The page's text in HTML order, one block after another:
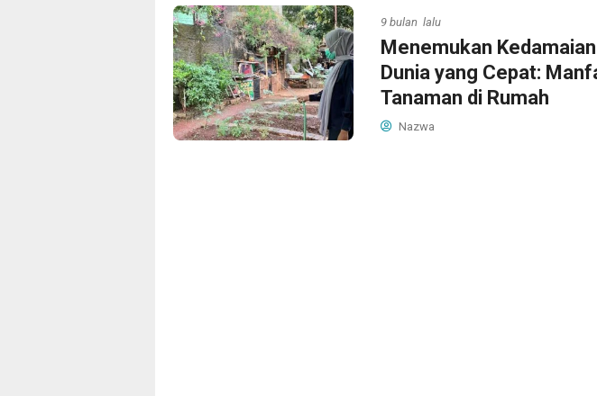
9 bulan lalu
Menemukan
Dunia yang Cepat:
Tanaman di Rumah
Nazwa